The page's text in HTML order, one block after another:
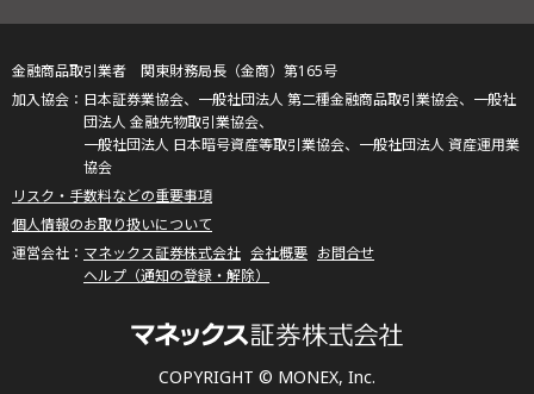
COPYRIGHT © MONEX, Inc.
金融商品取引業者 関東財務局長（金商）第165号
日本証券業協会、一般社団法人 第二種金融商品取引業協会、一般社
団法人 金融先物取引業協会、
一般社団法人 日本暗号資産等取引業協会、一般社団法人 資産運用業
協会
リスク・手数料などの重要事項
個人情報のお取り扱いについて
マネックス証券株式会社 会社概要 お問合せ
ヘルプ（通知の登録・解除）